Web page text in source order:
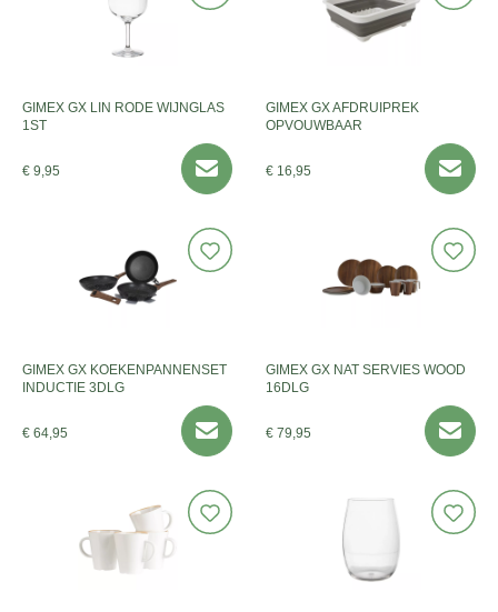
GIMEX GX LIN RODE WIJNGLAS
1ST
€ 9,95
GIMEX GX AFDRUIPREK
OPVOUWBAAR
€ 16,95
GIMEX GX KOEKENPANNENSET
INDUCTIE 3DLG
€ 64,95
GIMEX GX NAT SERVIES WOOD
16DLG
€ 79,95